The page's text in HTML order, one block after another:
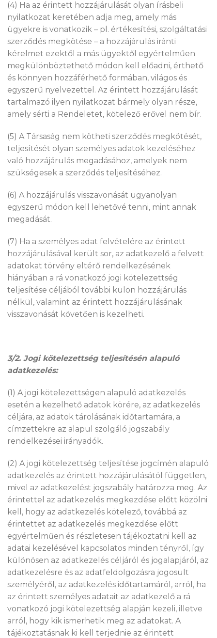
(4) Ha az érintett hozzájárulását olyan írásbeli
nyilatkozat keretében adja meg, amely más
ügyekre is vonatkozik – pl. értékesítési, szolgáltatási
szerződés megkötése – a hozzájárulás iránti
kérelmet ezektől a más ügyektől egyértelműen
megkülönböztethető módon kell előadni, érthető
és könnyen hozzáférhető formában, világos és
egyszerű nyelvezettel. Az érintett hozzájárulását
tartalmazó ilyen nyilatkozat bármely olyan része,
amely sérti a Rendeletet, kötelező erővel nem bír.
(5) A Társaság nem kötheti szerződés megkötését,
teljesítését olyan személyes adatok kezeléséhez
való hozzájárulás megadásához, amelyek nem
szükségesek a szerződés teljesítéséhez.
(6) A hozzájárulás visszavonását ugyanolyan
egyszerű módon kell lehetővé tenni, mint annak
megadását.
(7) Ha a személyes adat felvételére az érintett
hozzájárulásával került sor, az adatkezelő a felvett
adatokat törvény eltérő rendelkezésének
hiányában a rá vonatkozó jogi kötelezettség
teljesítése céljából további külön hozzájárulás
nélkül, valamint az érintett hozzájárulásának
visszavonását követően is kezelheti.
3/2. Jogi kötelezettség teljesítésén alapuló
adatkezelés:
(1) A jogi kötelezettségen alapuló adatkezelés
esetén a kezelhető adatok körére, az adatkezelés
céljára, az adatok tárolásának időtartamára, a
címzettekre az alapul szolgáló jogszabály
rendelkezései irányadók.
(2) A jogi kötelezettség teljesítése jogcímén alapuló
adatkezelés az érintett hozzájárulásától független,
mivel az adatkezelést jogszabály határozza meg. Az
érintettel az adatkezelés megkezdése előtt közölni
kell, hogy az adatkezelés kötelező, továbbá az
érintettet az adatkezelés megkezdése előtt
egyértelműen és részletesen tájékoztatni kell az
adatai kezelésével kapcsolatos minden tényről, így
különösen az adatkezelés céljáról és jogalapjáról, az
adatkezelésre és az adatfeldolgozásra jogosult
személyéről, az adatkezelés időtartamáról, arról, ha
az érintett személyes adatait az adatkezelő a rá
vonatkozó jogi kötelezettség alapján kezeli, illetve
arról, hogy kik ismerhetik meg az adatokat. A
tájékoztatásnak ki kell terjednie az érintett